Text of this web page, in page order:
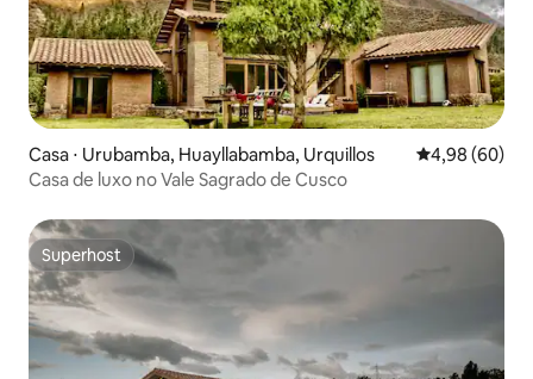
Casa ⋅ Urubamba, Huayllabamba, Urquillos 4,98 de uma
4,98 (60)
Casa de luxo no Vale Sagrado de Cusco
Superhost
Superhost